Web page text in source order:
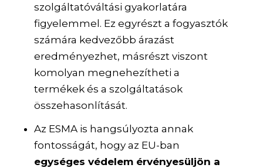
szolgáltatóváltási gyakorlatára
figyelemmel. Ez egyrészt a fogyasztók
számára kedvezőbb árazást
eredményezhet, másrészt viszont
komolyan megnehezítheti a
termékek és a szolgáltatások
összehasonlítását.
Az ESMA is hangsúlyozta annak
fontosságát, hogy az EU-ban
egységes védelem érvényesüljön a